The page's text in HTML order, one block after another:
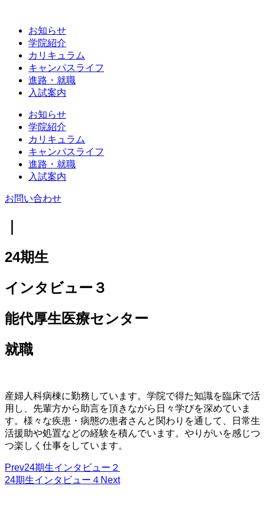
お知らせ
学院紹介
カリキュラム
キャンパスライフ
進路・就職
入試案内
お知らせ
学院紹介
カリキュラム
キャンパスライフ
進路・就職
入試案内
お問い合わせ
24期生
インタビュー３
能代厚生医療センター
就職
産婦人科病棟に勤務しています。学院で得た知識を臨床で活
用し、先輩方から助言を頂きながら日々学びを深めていま
す。様々な疾患・病態の患者さんと関わりを通して、日常生
活援助や処置などの経験を積んでいます。やりがいを感じつ
つ楽しく仕事をしています。
Prev24期生インタビュー２
24期生インタビュー４ Next